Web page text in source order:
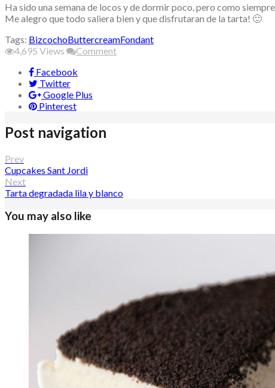
Ha sido una semana de locos y de dormir poco, pero como
Me alegro que todo saliera bien y que disfrutaran de la tarta! 🙂
Tags: BizcochoButtercreamFondant
4,695 Views
Comment
Facebook
Twitter
Google Plus
Pinterest
Post navigation
Prev
Cupcakes Sant Jordi
Next
Tarta degradada lila y blanco
You may also like